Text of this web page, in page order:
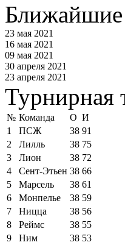
Ближайшие
23 мая 2021
16 мая 2021
09 мая 2021
30 апреля 2021
23 апреля 2021
Турнирная
№ Команда О И
1
ПСЖ 38 91
2
Лилль 38 75
3
Лион 38 72
4
Сент-Этьен 38 66
5
Марсель 38 61
6
Монпелье 38 59
7
Ницца 38 56
8
Реймс 38 55
9
Ним 38 53